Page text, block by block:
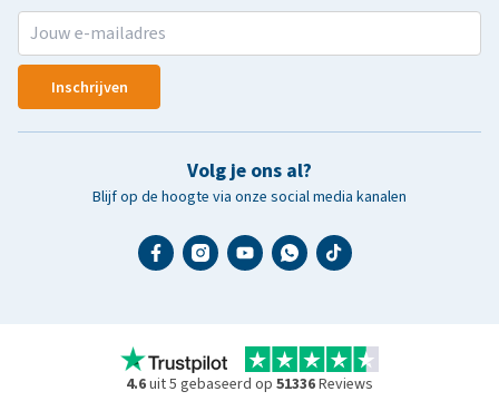
Inschrijven
Volg je ons al?
Blijf op de hoogte via onze social media kanalen
4.6uit 5 gebaseerd op 51336Reviews